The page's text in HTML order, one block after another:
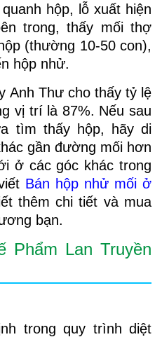
hộp, lỗ xuất hiện
trong, thấy mối thợ
(thường 10-50 con),
hộp nhử.
Anh Thư cho thấy tỷ lệ
vị trí là 87%. Nếu sau
tìm thấy hộp, hãy di
gần đường mối hơn
ở các góc khác trong
Bán hộp nhử mối ở
thêm chi tiết và mua
bạn.
Phẩm Lan Truyền
trong quy trình diệt